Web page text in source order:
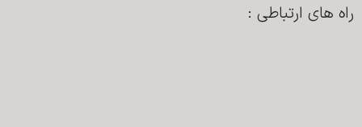
راه های ارتباطی :